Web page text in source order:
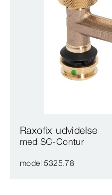
Raxofix udvidelse
med SC‑Contur
model 5325.78